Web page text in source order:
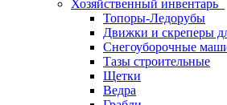
Хозяйственный инвентарь
Топоры-Ледорубы
Движки и скреперы
Снегоуборочные
Тазы строительные
Щетки
Ведра